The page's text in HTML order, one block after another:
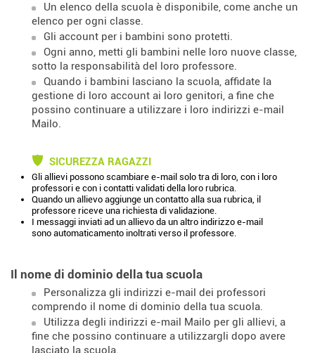
Un elenco della scuola è disponibile, come anche un
elenco per ogni classe.
Gli account per i bambini sono protetti.
Ogni anno, metti gli bambini nelle loro nuove classe,
sotto la responsabilità del loro professore.
Quando i bambini lasciano la scuola, affidate la
gestione di loro account ai loro genitori, a fine che
possino continuare a utilizzare i loro indirizzi e-mail
Mailo.
SICUREZZA RAGAZZI
Gli allievi possono scambiare e-mail solo tra di loro, con i loro
professori e con i contatti validati della loro rubrica.
Quando un allievo aggiunge un contatto alla sua rubrica, il
professore riceve una richiesta di validazione.
I messaggi inviati ad un allievo da un altro indirizzo e-mail
sono automaticamento inoltrati verso il professore.
Il nome di dominio della tua scuola
Personalizza gli indirizzi e-mail dei professori
comprendo il nome di dominio della tua scuola.
Utilizza degli indirizzi e-mail Mailo per gli allievi, a
fine che possino continuare a utilizzargli dopo avere
lasciato la scuola.